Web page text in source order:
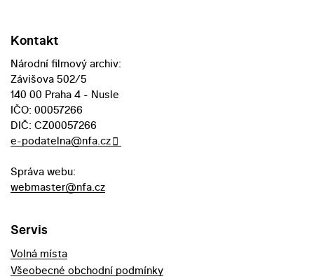
Kontakt
Národní filmový archiv:
Závišova 502/5
140 00 Praha 4 - Nusle
IČO: 00057266
DIČ: CZ00057266
e-podatelna@nfa.cz
Správa webu:
webmaster@nfa.cz
Servis
Volná místa
Všeobecné obchodní podmínky